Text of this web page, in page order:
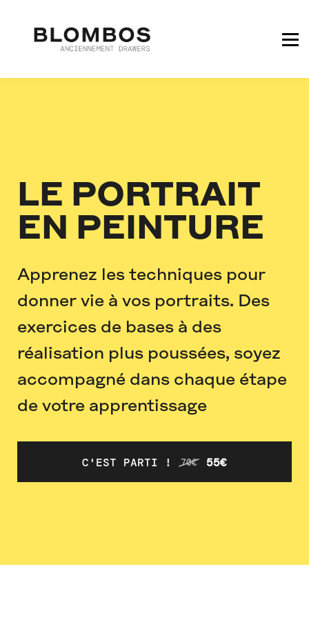
LE PORTRAIT
EN PEINTURE
Apprenez les techniques pour
donner vie à vos portraits. Des
exercices de bases à des
réalisation plus poussées, soyez
accompagné dans chaque étape
de votre apprentissage
C'EST PARTI ! 70€ 55€